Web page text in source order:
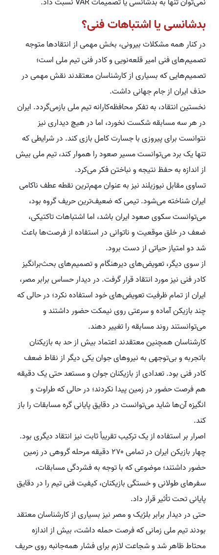
نمی‌توان تنها به بدشانسی یا تصمیمات VAR نسبت داد.
بدشانسی یا اشتباهات فنی؟
در کنار همه مشکلات بیرونی، بخش مهمی از انتقادها متوجه
تصمیم‌های فنی امیر قلعه‌نویی و کادر فنی تیم ملی است؛
تصمیم‌هایی که بسیاری از کارشناسان معتقدند نقش مهمی در
حذف ایران از جام جهانی داشت.
نخستین انتقاد، به تفکر محافظه‌کارانه تیم ملی بازمی‌گردد. ایران
در هر سه مسابقه شکست نخورد، اما در هیچ دیداری نیز
نتوانست برای پیروزی با جسارت کامل بازی کند. در شرایطی که
تنها یک برد می‌توانست مسیر صعود را هموار کند، تیم ملی بیش
از اندازه به حفظ نتیجه و نباختن فکر می‌کرد.
تساوی مقابل نیوزیلند نیز به عنوان مهم‌ترین نقطه عطف ناکامی
ایران شناخته می‌شود. تیمی که ضعیف‌ترین حریف گروه بود،
می‌توانست سکوی صعود ایران باشد، اما اشتباهات تاکتیکی،
ضعف در خلق موقعیت و ناتوانی در استفاده از فرصت‌ها باعث
شد دو امتیاز حیاتی از دست برود.
از سوی دیگر، تعویض‌های دیرهنگام و تصمیم‌های بحث‌برانگیز
کادر فنی نیز مورد انتقاد قرار گرفت. در دیدار حساس برابر مصر،
ایران از تمام ظرفیت تعویض‌های خود استفاده نکرد؛ در حالی که
چند بازیکن آماده و سرعتی روی نیمکت حضور داشتند و
می‌توانستند روند مسابقه را تغییر دهند.
کارشناسان همچنین معتقدند اعتماد بیش از حد به بازیکنان
باتجربه و بی‌توجهی به نیروهای جوان یکی دیگر از نقاط ضعف
کادر فنی بود. تعدادی از بازیکنان جوان و مستعد حتی یک دقیقه
هم فرصت حضور در زمین پیدا نکردند؛ در حالی که طراوت و
انگیزه آن‌ها شاید می‌توانست در دقایق پایانی گره مسابقات را باز
کند.
اصرار بر استفاده از یک ترکیب تقریباً ثابت نیز انتقاد دیگری بود.
چهار بازیکن ایران در تمامی ۲۷۰ دقیقه مرحله گروهی در زمین
حضور داشتند؛ موضوعی که با توجه به فشردگی مسابقات،
سفرهای طولانی و خستگی بازیکنان، کیفیت فنی تیم را در دقایق
پایانی تحت تأثیر قرار داد.
حتی در دیدار برابر بلژیک و مصر نیز بسیاری از کارشناسان معتقد
بودند تیم ملی زمانی که فرصت حمله داشت، بیش از اندازه
محتاط ظاهر شد و شجاعت لازم برای فشار همه‌جانبه روی حریف